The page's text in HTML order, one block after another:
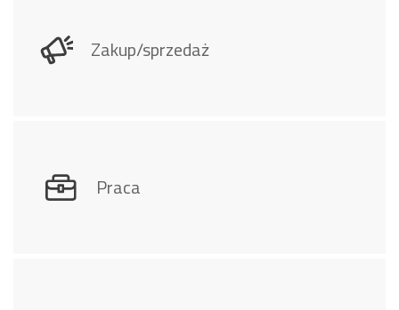
Zakup/sprzedaż
Praca